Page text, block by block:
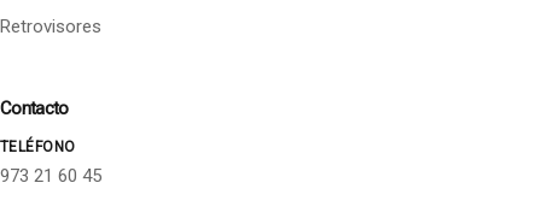
Retrovisores
Contacto
TELÉFONO
973 21 60 45